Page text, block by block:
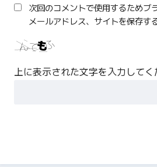
次回のコメントで使用するためブ
メールアドレス、サイトを保存す
上に表示された文字を入力してく